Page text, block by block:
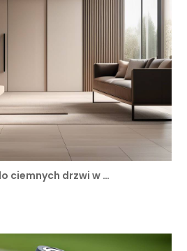
ciemnych drzwi w …